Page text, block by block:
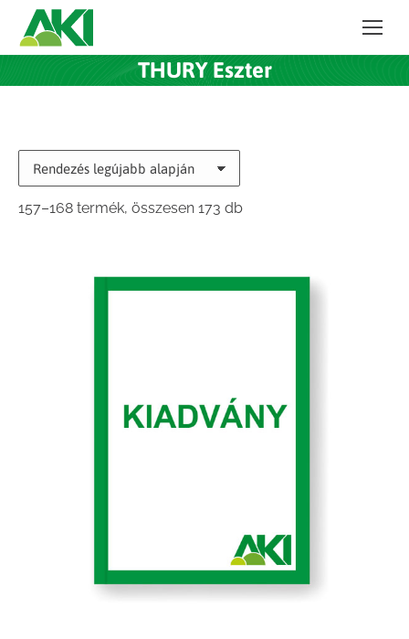
THURY Eszter
157–168 termék, összesen 173 dbSorted